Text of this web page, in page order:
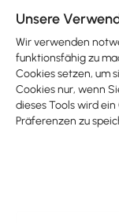
Ubiquiti
Unsere
Wir verwenden
funktionsfähig zu
Cookies setzen, um
Cookies nur, wenn
dieses Tools wird
Präferenzen zu